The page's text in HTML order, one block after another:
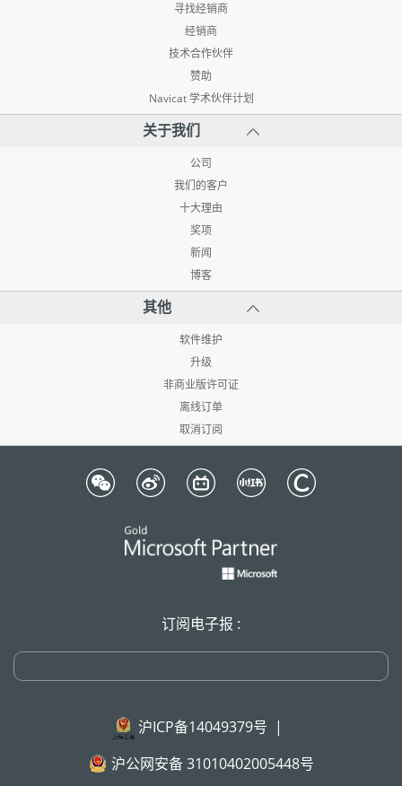
寻找经销商
经销商
技术合作伙伴
赞助
Navicat 学术伙伴计划
关于我们
公司
我们的客户
十大理由
奖项
新闻
博客
其他
软件维护
升级
非商业版许可证
离线订单
取消订阅
订阅电子报 :
沪ICP备14049379号 |
沪公网安备 31010402005448号